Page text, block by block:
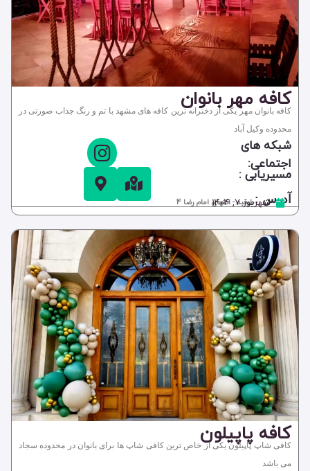
کافه مهر بانوان
کافه بانوان مهر یکی از دخترانه ترین کافه های مشهد با تم و رنگ جذاب صورتی در
محدوده وکیل آباد
شبکه های
اجتماعی:
مسیریابی :
طرقبه - انتهای امام رضا 4آدرس :شهریور ۷, ۱۴۰۴
کافه پاپیلون
کافی شاپ پاپیلون یکی از خاص ترین کافی شاپ ها برای بانوان در محدوده سجاد
می باشد